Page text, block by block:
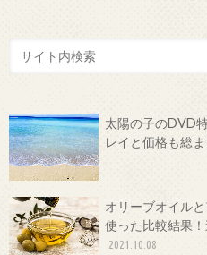
太陽の子のDVD
レイと価格も総ま
オリーブオイル
使った比較結果！
2021.10.08